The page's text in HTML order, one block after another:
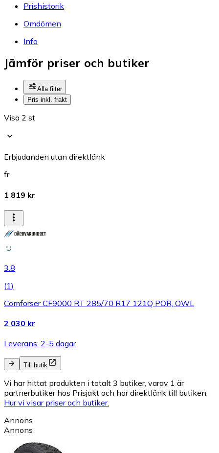
Prishistorik
Omdömen
Info
Jämför priser och butiker
Alla filter
Pris inkl. frakt
Visa 2 st
Erbjudanden utan direktlänk
fr.
1 819 kr
3.8
(1)
Comforser CF9000 RT 285/70 R17 121Q POR, OWL
2 030 kr
Leverans: 2-5 dagar
Till butik
Vi har hittat produkten i totalt 3 butiker, varav 1 är
partnerbutiker hos Prisjakt och har direktlänk till butiken.
Hur vi visar priser och butiker.
Annons
Annons